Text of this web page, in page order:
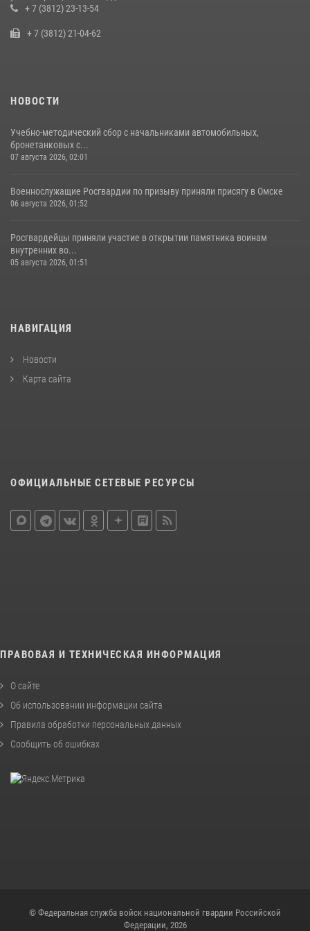
пилотирования БПЛА в Омске
+ 7 (3812) 23-13-54
+ 7 (3812) 21-04-62
НОВОСТИ
Учебно-методический сбор с начальниками автомобильных,
бронетанковых с...
07 августа 2026, 02:01
Военнослужащие Росгвардии по призыву приняли присягу в Омске
06 августа 2026, 01:52
Росгвардейцы приняли участие в открытии памятника воинам
внутренних во...
05 августа 2026, 01:51
НАВИГАЦИЯ
Новости
Карта сайта
ОФИЦИАЛЬНЫЕ СЕТЕВЫЕ РЕСУРСЫ
ПРАВОВАЯ И ТЕХНИЧЕСКАЯ ИНФОРМАЦИЯ
О сайте
Об использовании информации сайта
Правила обработки персональных данных
Сообщить об ошибках
© Федеральная служба войск национальной гвардии Российской
Федерации, 2026